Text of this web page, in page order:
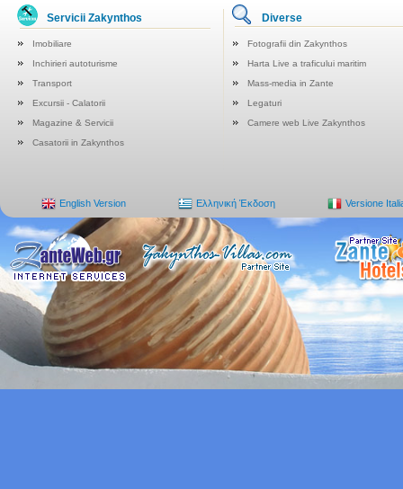
Servicii Zakynthos Diverse
Imobiliare
Fotografii din Zakynthos
Inchirieri autoturisme
Harta Live a traficului maritim
Transport
Mass-media in Zante
Excursii - Calatorii
Legaturi
Magazine & Servicii
Camere web Live Zakynthos
Casatorii in Zakynthos
English Version Ελληνική Έκδοση Versione